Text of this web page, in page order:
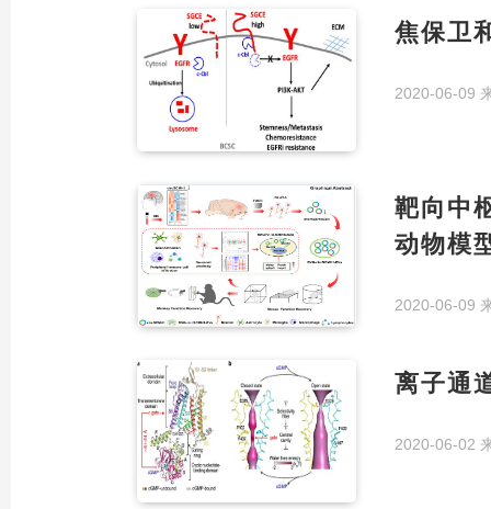
焦保卫
2020-06-09
靶向中
动物模
2020-06-09
离子通
2020-06-02